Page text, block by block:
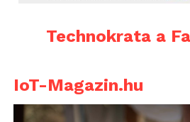
Technokrata a
IoT-Magazin.hu